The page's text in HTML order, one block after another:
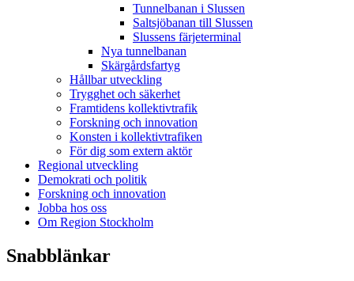
Tunnelbanan i Slussen
Saltsjöbanan till Slussen
Slussens färjeterminal
Nya tunnelbanan
Skärgårdsfartyg
Hållbar utveckling
Trygghet och säkerhet
Framtidens kollektivtrafik
Forskning och innovation
Konsten i kollektivtrafiken
För dig som extern aktör
Regional utveckling
Demokrati och politik
Forskning och innovation
Jobba hos oss
Om Region Stockholm
Snabblänkar